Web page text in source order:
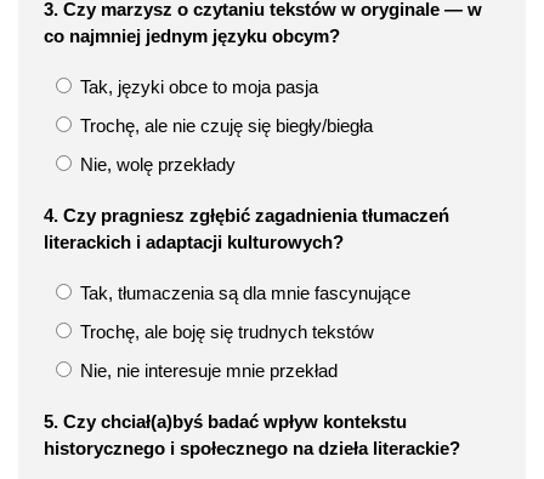
3. Czy marzysz o czytaniu tekstów w oryginale — w
co najmniej jednym języku obcym?
Tak, języki obce to moja pasja
Trochę, ale nie czuję się biegły/biegła
Nie, wolę przekłady
4. Czy pragniesz zgłębić zagadnienia tłumaczeń
literackich i adaptacji kulturowych?
Tak, tłumaczenia są dla mnie fascynujące
Trochę, ale boję się trudnych tekstów
Nie, nie interesuje mnie przekład
5. Czy chciał(a)byś badać wpływ kontekstu
historycznego i społecznego na dzieła literackie?